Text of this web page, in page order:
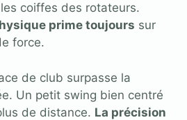
coiffes des rotateurs.
prime toujours sur
force.
de club surpasse la
Un petit swing bien centré
de distance. La précision